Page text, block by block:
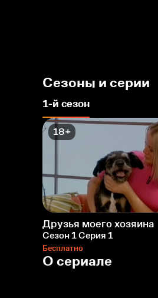
Сезоны и серии
1-й сезон
18+
Друзья моего хозяина
Сезон 1 Серия 1
Бесплатно
О сериале